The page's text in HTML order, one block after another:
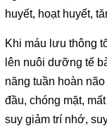
huyết, hoạt huyết,
Khi máu lưu thông
lên nuôi dưỡng tế
năng tuần hoàn
đầu, chóng mặt,
suy giảm trí nhớ,